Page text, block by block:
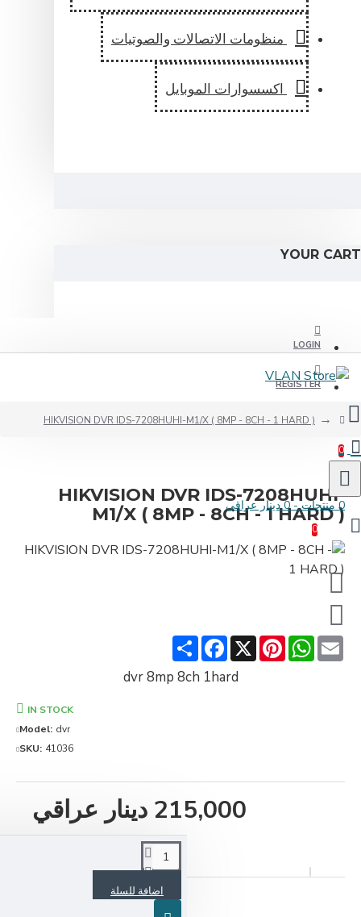
الاتصالات والصوتيات
الموبايل
HIKVISION DVR IDS-7208HUHI-M1/X ( 8MP - 8CH - 1
HIKVISION DVR IDS-
M1/X ( 8MP - 8CH - 1
Share
Facebook X
dvr 8mp 8ch 1hard
215,000 دينار عراقي